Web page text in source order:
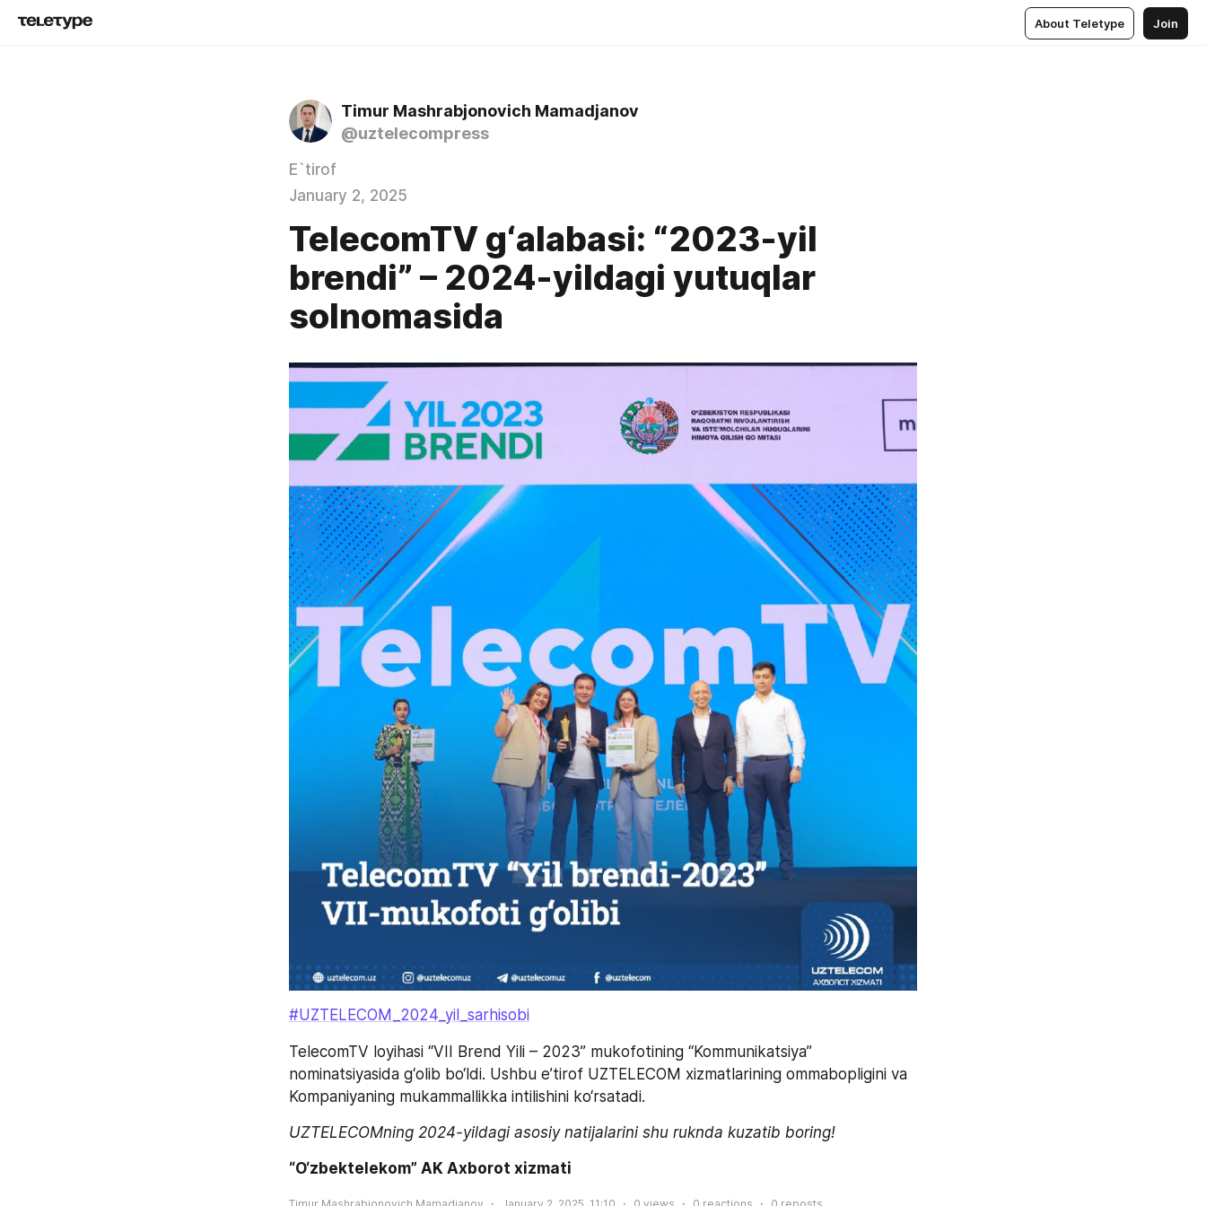
About Teletype Join
Timur Mashrabjonovich Mamadjanov
@uztelecompress
E`tirof
January 2, 2025
TelecomTV g‘alabasi: “2023-yil
brendi” – 2024-yildagi yutuqlar
solnomasida
#UZTELECOM_2024_yil_sarhisobi
TelecomTV loyihasi “VII Brend Yili – 2023” mukofotining “Kommunikatsiya”
nominatsiyasida g‘olib bo‘ldi. Ushbu e’tirof UZTELECOM xizmatlarining ommabopligini va
Kompaniyaning mukammallikka intilishini ko‘rsatadi.
UZTELECOMning 2024-yildagi asosiy natijalarini shu ruknda kuzatib boring!
“O‘zbektelekom” AK Axborot xizmati
Timur Mashrabjonovich Mamadjanov January 2, 2025, 11:10 0 views 0 reactions 0 reposts